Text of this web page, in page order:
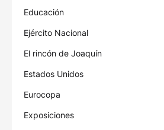
Educación
Ejército Nacional
El rincón de Joaquín
Estados Unidos
Eurocopa
Exposiciones